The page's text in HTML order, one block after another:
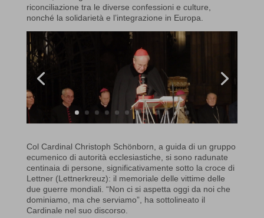
riconciliazione tra le diverse confessioni e culture,
nonché la solidarietà e l’integrazione in Europa.
Col Cardinal Christoph Schönborn, a guida di un gruppo
ecumenico di autorità ecclesiastiche, si sono radunate
centinaia di persone, significativamente sotto la croce di
Lettner (Lettnerkreuz): il memoriale delle vittime delle
due guerre mondiali. “Non ci si aspetta oggi da noi che
dominiamo, ma che serviamo”, ha sottolineato il
Cardinale nel suo discorso.